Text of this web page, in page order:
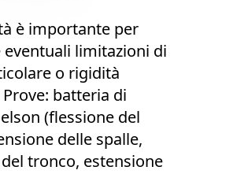
è importante per
eventuali limitazioni di
o rigidità
batteria di
(flessione del
delle spalle,
tronco, estensione